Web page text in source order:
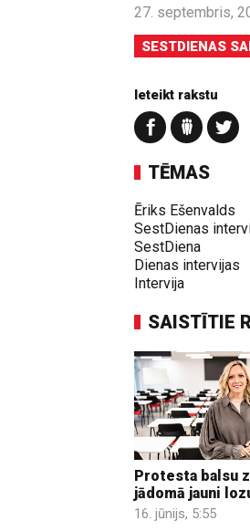
27. septembris,
SESTDIENAS
Ieteikt rakstu
TĒMAS
Ēriks Ešenvalds
SestDienas
SestDiena
Dienas intervijas
Intervija
SAISTĪTIE
Protesta balsu
jādomā jauni
16. jūnijs, 5:55